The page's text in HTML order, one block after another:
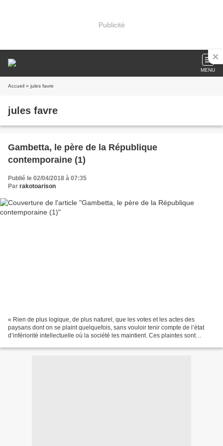
Publicité
MENU
Accueil » jules favre
jules favre
Gambetta, le père de la République
contemporaine (1)
Publié le 02/04/2018 à 07:35
Par rakotoarison
« Rien de plus logique, de plus naturel, que les votes et les actes des
paysans dont on se plaint quelquefois, sans vouloir tenir compte de l’état
d’infériorité intellectuelle où la société les maintient. Ces plaintes sont